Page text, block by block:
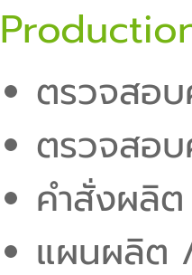
ตรวจสอ
ตรวจสอ
คำสั่งผลิ
แผนผลิต